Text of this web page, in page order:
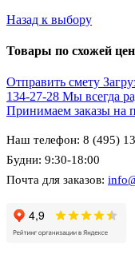
Назад к выбору
Товары по схожей
Отправить смету
134-27-28 Мы всегда
Принимаем заказы на
Наш телефон: 8 (495)
Будни: 9:30-18:00
Почта для заказов: